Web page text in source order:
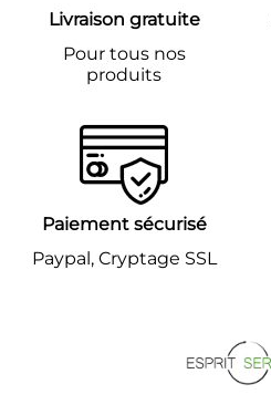
Livraison gratuite
Pour tous nos
produits
Paiement sécurisé
Paypal, Cryptage SSL